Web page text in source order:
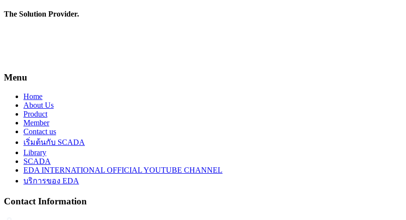
The Solution Provider.
Menu
Home
About Us
Product
Member
Contact us
เริ่มต้นกับ SCADA
Library
SCADA
EDA INTERNATIONAL OFFICIAL YOUTUBE CHANNEL
บริการของ EDA
Contact Information